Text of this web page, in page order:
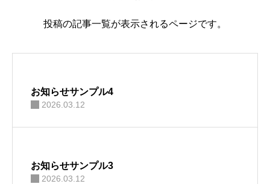
投稿の記事一覧が表示されるページです。
お知らせサンプル4
2026.03.12
お知らせサンプル3
2026.03.12